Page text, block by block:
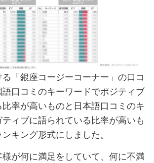
「銀座コージーコーナー」の口コ
語口コミのキーワードでポジティブ
率が高いものと日本語口コミのキ
ィブに語られている比率が高いも
キング形式にしました。
が何に満足をしていて、何に不満